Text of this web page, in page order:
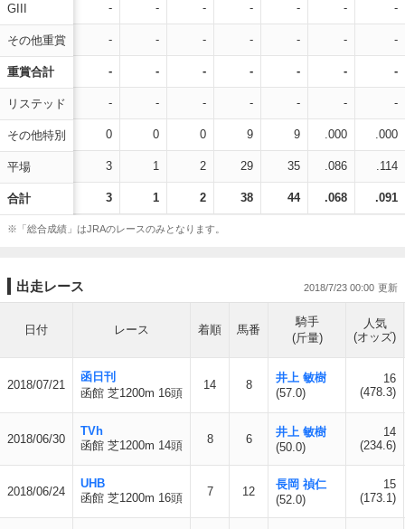
GIII
その他重賞
重賞合計
リステッド
その他特別
平場
合計
- - - - - - -
- - - - - - -
- - - - - - -
- - - - - - -
0 0 0 9 9 .000 .000
3 1 2 29 35 .086 .114
3 1 2 38 44 .068 .091
※「総合成績」はJRAのレースのみとなります。
出走レース 2018/7/23 00:00
日付 レース 着順 馬番
騎手
(斤量)
人気
(オッズ)
2018/07/21
函日刊
函館 芝1200m 16頭
14 8
井上 敏樹
(57.0)
16
(478.3)
2018/06/30
TVh
函館 芝1200m 14頭
8 6
井上 敏樹
(50.0)
14
(234.6)
2018/06/24
UHB
函館 芝1200m 16頭
7 12
長岡 禎仁
(52.0)
15
(173.1)